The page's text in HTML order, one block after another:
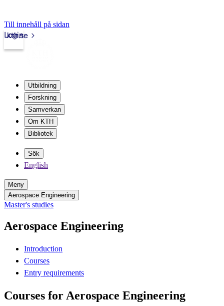
Till innehåll på sidan
kth.se
Login
Utbildning
Forskning
Samverkan
Om KTH
Bibliotek
Sök
English
Meny
Aerospace Engineering
Master's studies
Aerospace Engineering
Introduction
Courses
Entry requirements
Courses for Aerospace Engineering